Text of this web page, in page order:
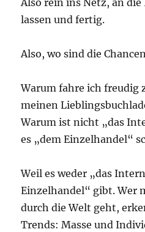
Also rein ins Netz, an
lassen und fertig.
Also, wo sind die
Warum fahre ich freudig
meinen
Warum ist nicht „das
es „dem Einzelhandel“
Weil es weder „das
Einzelhandel“ gibt. Wer
durch die Welt geht,
Trends: Masse und